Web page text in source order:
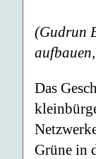
(Gudrun
Das
Grüne in